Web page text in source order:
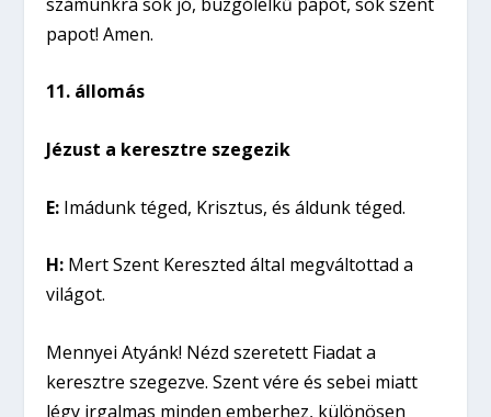
papot! Amen.
11. állomás
Jézust a keresztre szegezik
E: Imádunk téged, Krisztus, és áldunk téged.
H: Mert Szent Kereszted által megváltottad a
világot.
Mennyei Atyánk! Nézd szeretett Fiadat a
keresztre szegezve. Szent vére és sebei miatt
légy irgalmas minden emberhez, különösen